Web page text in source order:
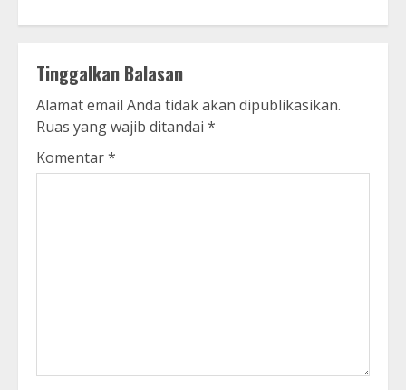
Tinggalkan Balasan
Alamat email Anda tidak akan dipublikasikan.
Ruas yang wajib ditandai *
Komentar*